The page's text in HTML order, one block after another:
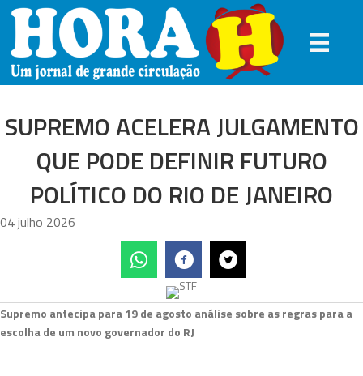
SUPREMO ACELERA JULGAMENTO
QUE PODE DEFINIR FUTURO
POLÍTICO DO RIO DE JANEIRO
04 julho 2026
Supremo antecipa para 19 de agosto análise sobre as regras para a
escolha de um novo governador do RJ